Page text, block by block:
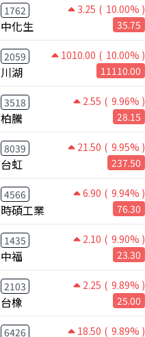
1762 3.25 ( 10.00% )
中化生 35.75
2059 1010.00 ( 10.00% )
川湖 11110.00
3518 2.55 ( 9.96% )
柏騰 28.15
8039 21.50 ( 9.95% )
台虹 237.50
4566 6.90 ( 9.94% )
時碩工業 76.30
1435 2.10 ( 9.90% )
中福 23.30
2103 2.25 ( 9.89% )
台橡 25.00
6426 18.50 ( 9.89% )